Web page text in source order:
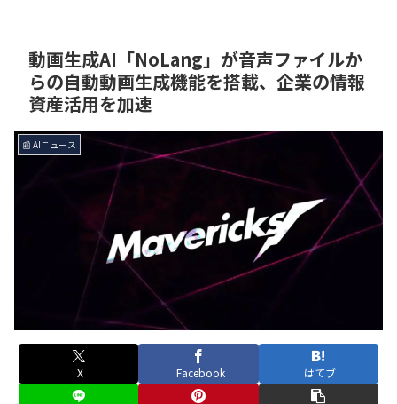
動画生成AI「NoLang」が音声ファイルか
らの自動動画生成機能を搭載、企業の情報
資産活用を加速
📰 AIニュース
X Facebook はてブ